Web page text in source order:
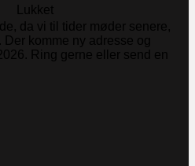
Lukket
da vi til tider møder senere,
komme ny adresse og
Ring gerne eller send en